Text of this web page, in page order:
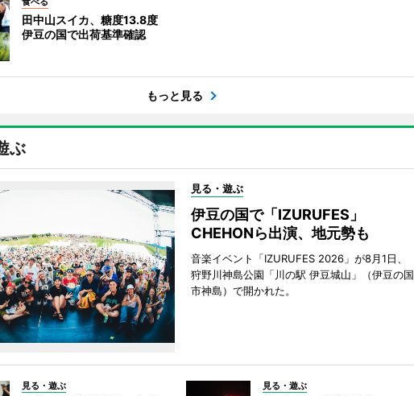
田中山スイカ、糖度13.8度
伊豆の国で出荷基準確認
もっと見る
ぶ
見る・遊ぶ
伊豆の国で「IZURUFES」
CHEHONら出演、地元勢も
音楽イベント「IZURUFES 2026」が8月1日、
狩野川神島公園「川の駅 伊豆城山」（伊豆の国
市神島）で開かれた。
見る・遊ぶ 見る・遊ぶ